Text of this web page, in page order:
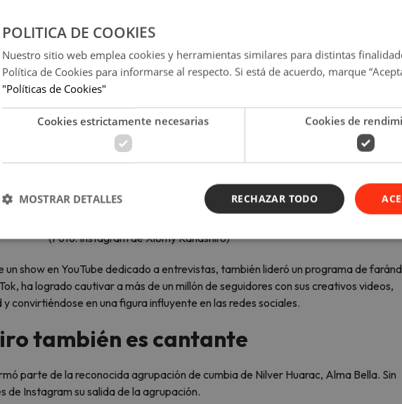
(Foto: Instagram de Xiomy Kanashiro)
un show en YouTube dedicado a entrevistas, también lideró un programa de
ha logrado cautivar a más de un millón de seguidores con sus creativos videos,
convirtiéndose en una figura influyente en las redes sociales.
también es cantante
parte de la reconocida agrupación de cumbia de Nilver Huarac, Alma Bella. Sin
de Instagram su salida de la agrupación.
POLITICA DE COOKIES
Nuestro sitio web emplea cookies y herramientas similares para distintas
Política de Cookies para informarse al respecto. Si está de acuerdo, marque
"Políticas de Cookies"
Cookies estrictamente necesarias Cookies de
RECHAZAR TODO
MOSTRAR DETALLES